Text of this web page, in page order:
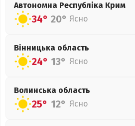
Автономна Республіка Крим
34° 20° Ясно
Вінницька область
24° 13° Ясно
Волинська область
25° 12° Ясно